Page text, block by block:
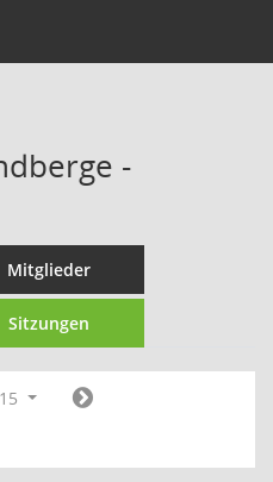
-
Mitglieder
Sitzungen